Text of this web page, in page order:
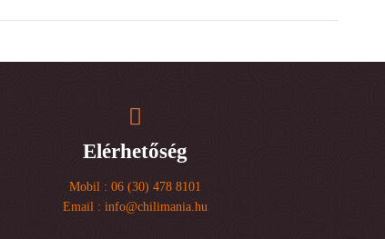
Elérhetőség
Mobil : 06 (30) 478 8101
Email : info@chilimania.hu